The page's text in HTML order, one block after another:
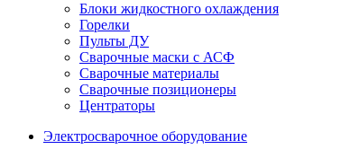
Блоки жидкостного охлаждения
Горелки
Пульты ДУ
Сварочные маски с АСФ
Сварочные материалы
Сварочные позиционеры
Центраторы
Электросварочное оборудование